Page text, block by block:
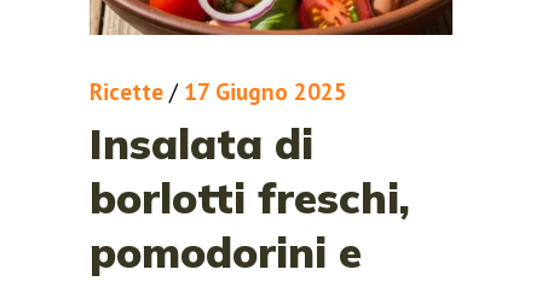
Ricette / 17 Giugno 2025
Insalata di
borlotti freschi,
pomodorini e